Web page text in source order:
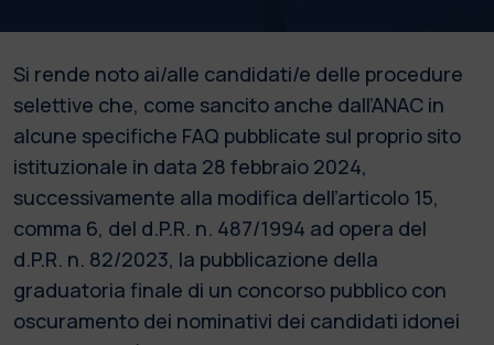
Si rende noto ai/alle candidati/e delle procedure
selettive che, come sancito anche dall’ANAC in
alcune specifiche FAQ pubblicate sul proprio sito
istituzionale in data 28 febbraio 2024,
successivamente alla modifica dell’articolo 15,
comma 6, del d.P.R. n. 487/1994 ad opera del
d.P.R. n. 82/2023, la pubblicazione della
graduatoria finale di un concorso pubblico con
oscuramento dei nominativi dei candidati idonei